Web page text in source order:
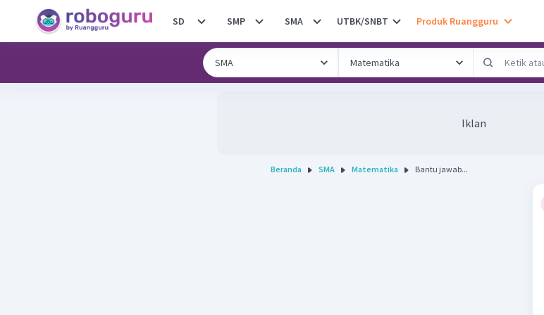
SD SMP SMA UTBK/SNBT Produk Ruangguru
Iklan
Beranda SMA Matematika Bantu jawab...